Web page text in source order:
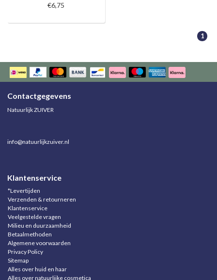
€6,75
1
Contactgegevens
Natuurlijk ZUIVER
info@natuurlijkzuiver.nl
Klantenservice
*Levertijden
Verzenden & retourneren
Klantenservice
Veelgestelde vragen
Milieu en duurzaamheid
Betaalmethoden
Algemene voorwaarden
Privacy Policy
Sitemap
Alles over huid en haar
Alles over natuurlijke cosmetica